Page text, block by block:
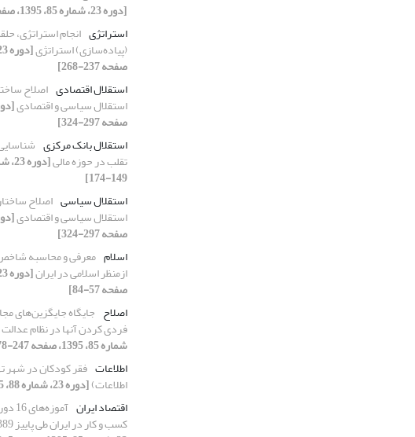
[دوره 23، شماره 85، 1395، صفحه 199-221]
استراتژی انجام استراتژی،
(پیاده‌سازی) استراتژی
صفحه 237-268]
استقلال اقتصادی اصلاح
استقلال سیاسی و اقتصادی
صفحه 297-324]
استقلال بانک مرکزی
تقلب در حوزه مالی
149-174]
استقلال سیاسی اصلاح
استقلال سیاسی و اقتصادی
صفحه 297-324]
اسلام معرفی و محاسبه
ازمنظر اسلامی در ایران
صفحه 57-84]
اصلاح جایگاه جایگزین‌های
فردی کردن آنها در نظام عدالت
شماره 85، 1395، صفحه 247-278]
اطلاعات
اطلاعات)[دوره 23، شماره 88، 1395، صفحه 5-34]
اقتصاد ایران
کسب و کار در ایران طی پاییز 1389 تا تابستان 1393